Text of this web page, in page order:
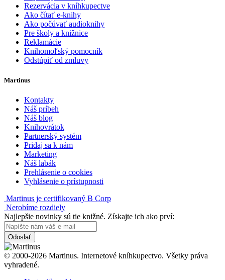
Rezervácia v kníhkupectve
Ako čítať e-knihy
Ako počúvať audioknihy
Pre školy a knižnice
Reklamácie
Knihomoľský pomocník
Odstúpiť od zmluvy
Martinus
Kontakty
Náš príbeh
Náš blog
Knihovrátok
Partnerský systém
Pridaj sa k nám
Marketing
Náš labák
Prehlásenie o cookies
Vyhlásenie o prístupnosti
Martinus je certifikovaný B Corp
Nerobíme rozdiely
Najlepšie novinky sú tie knižné. Získajte ich ako prví:
Odoslať
© 2000-2026 Martinus. Internetové kníhkupectvo. Všetky práva
vyhradené.